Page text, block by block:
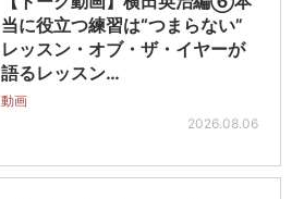
当に役立つ練習は“つまらない”
レッスン・オブ・ザ・イヤーが
語るレッスン…
動画
2026.08.06